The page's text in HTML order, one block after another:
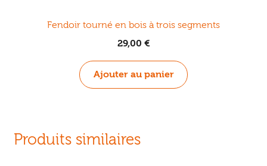
Fendoir tourné en bois à trois segments
29,00 €
Ajouter au panier
Produits similaires